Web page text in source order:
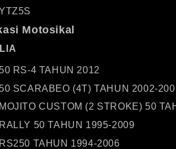
Motosikal
50 RS-4 TAHUN 2012
50 SCARABEO (4T) TAHUN 2002-
MOJITO CUSTOM (2 STROKE) 50
RALLY 50 TAHUN 1995-2009
RS250 TAHUN 1994-2006